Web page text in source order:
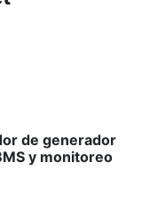
de generador
y monitoreo